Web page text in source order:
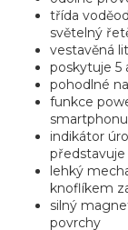
třída
světelný
vestavěná
poskytuje 5
pohodlné
funkce
indikátor
představuje
lehký
knoflíkem
silný
povrchy